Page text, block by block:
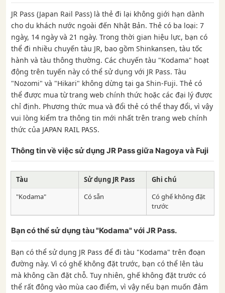
JR Pass (Japan Rail Pass) là thẻ đi lại không giới hạn dành
cho du khách nước ngoài đến Nhật Bản. Thẻ có ba loại: 7
ngày, 14 ngày và 21 ngày. Trong thời gian hiệu lực, bạn có
thể đi nhiều chuyến tàu JR, bao gồm Shinkansen, tàu tốc
hành và tàu thông thường. Các chuyến tàu "Kodama" hoạt
động trên tuyến này có thể sử dụng với JR Pass. Tàu
"Nozomi" và "Hikari" không dừng tại ga Shin-Fuji. Thẻ có
thể được mua từ trang web chính thức hoặc các đại lý được
chỉ định. Phương thức mua và đổi thẻ có thể thay đổi, vì vậy
vui lòng kiểm tra thông tin mới nhất trên trang web chính
thức của JAPAN RAIL PASS.
Thông tin về việc sử dụng JR Pass giữa Nagoya và Fuji
Tàu Sử dụng JR Pass
Ghi chú
"Kodama"
Có sẵn
Có ghế không đặt
trước
Bạn có thể sử dụng tàu "Kodama" với JR Pass.
Bạn có thể sử dụng JR Pass để đi tàu "Kodama" trên đoạn
đường này. Vì có ghế không đặt trước, bạn có thể lên tàu
mà không cần đặt chỗ. Tuy nhiên, ghế không đặt trước có
thể rất đông vào mùa cao điểm, vì vậy nếu bạn muốn đảm